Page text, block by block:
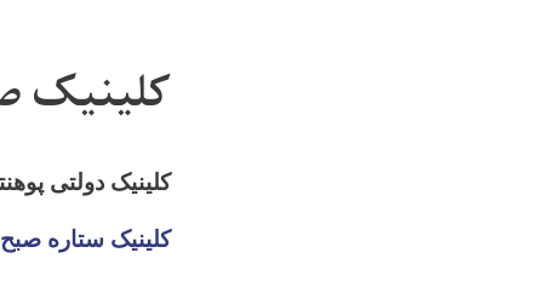
کلینیک
کلینیک دولتی
کلینیک ستاره صبح